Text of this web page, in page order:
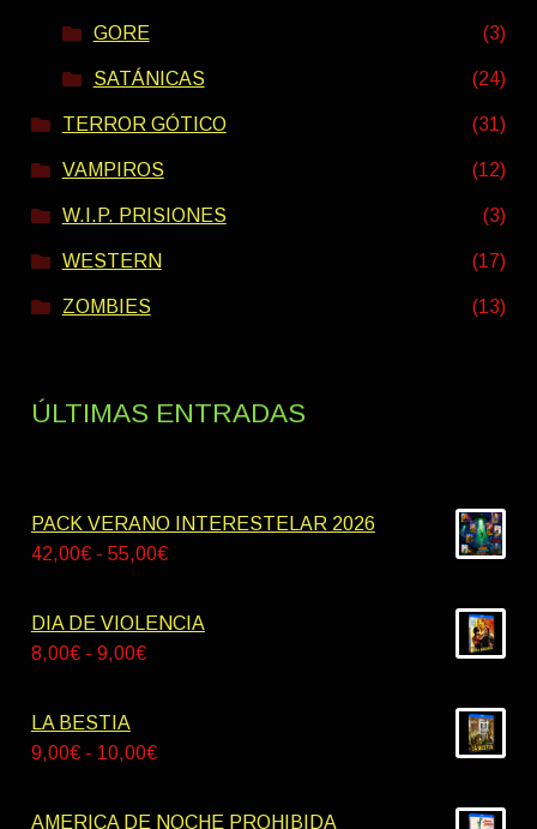
GORE (3)
SATÁNICAS (24)
TERROR GÓTICO (31)
VAMPIROS (12)
W.I.P. PRISIONES (3)
WESTERN (17)
ZOMBIES (13)
ÚLTIMAS ENTRADAS
PACK VERANO INTERESTELAR 2026
42,00€ - 55,00€Rango
precios:
DIA DE VIOLENCIA
8,00€ - 9,00€Rango
desde
LA BESTIA
9,00€ - 10,00€Rango
precios:
AMERICA DE NOCHE PROHIBIDA